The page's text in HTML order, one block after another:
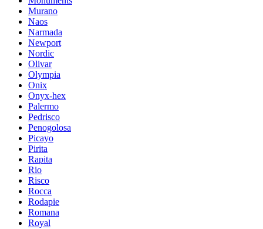
Murano
Naos
Narmada
Newport
Nordic
Olivar
Olympia
Onix
Onyx-hex
Palermo
Pedrisco
Penogolosa
Picayo
Pirita
Rapita
Rio
Risco
Rocca
Rodapie
Romana
Royal